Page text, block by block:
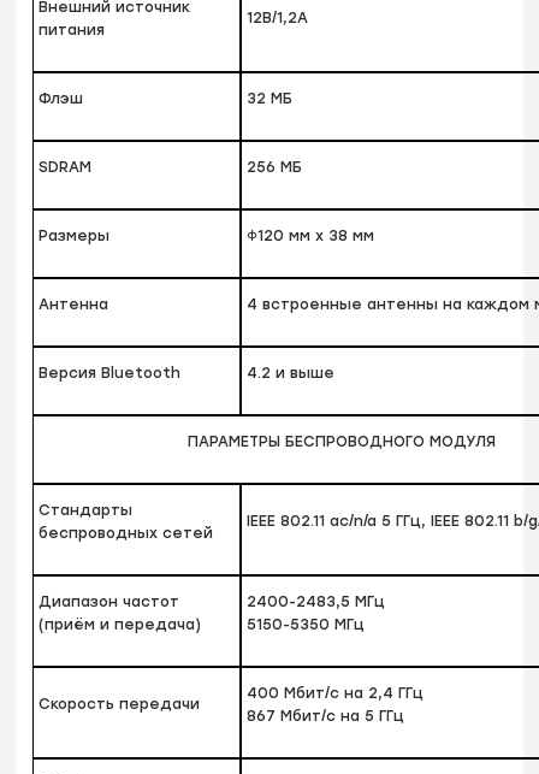
Внешний источник
питания
12В/1,2А
Флэш 32 МБ
SDRAM 256 МБ
Размеры Φ120 мм x 38 мм
Антенна 4 встроенные антенны на каждом
Версия Bluetooth 4.2 и выше
ПАРАМЕТРЫ БЕСПРОВОДНОГО МОДУЛЯ
Стандарты
беспроводных сетей
IEEE 802.11 ac/n/a 5 ГГц, IEEE 802.11
Диапазон частот
(приём и передача)
2400-2483,5 МГц
5150-5350 МГц
Скороcть передачи
400 Мбит/с на 2,4 ГГц
867 Мбит/с на 5 ГГц